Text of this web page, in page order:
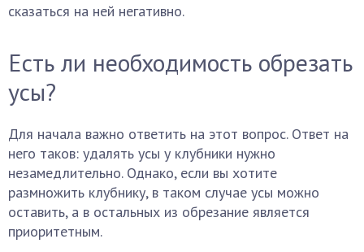
сказаться на ней негативно.
Есть ли необходимость обрезать
усы?
Для начала важно ответить на этот вопрос. Ответ на
него таков: удалять усы у клубники нужно
незамедлительно. Однако, если вы хотите
размножить клубнику, в таком случае усы можно
оставить, а в остальных из обрезание является
приоритетным.